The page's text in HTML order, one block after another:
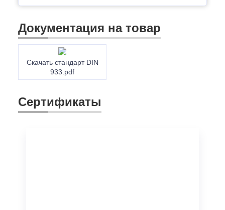
Документация на товар
Скачать стандарт DIN
933.pdf
Сертификаты